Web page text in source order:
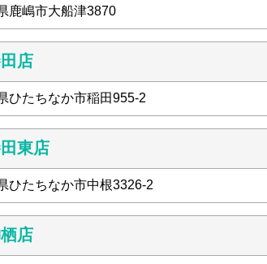
鹿嶋市大船津3870
店
ひたちなか市稲田955-2
東店
ひたちなか市中根3326-2
店